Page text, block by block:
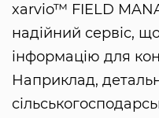
xarvio™ FIELD
надійний сервіс,
інформацію для
Наприклад,